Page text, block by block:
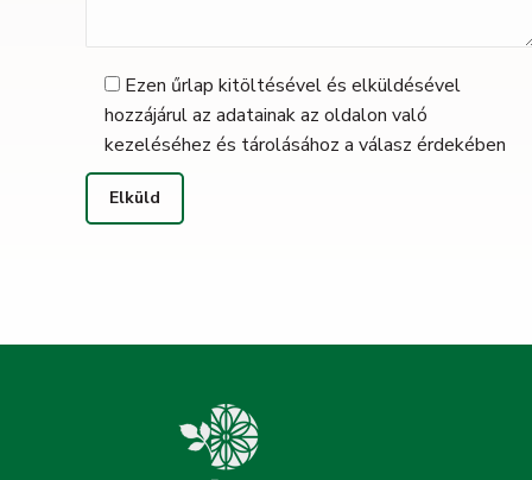
Ezen űrlap kitöltésével és elküldésével
hozzájárul az adatainak az oldalon való
kezeléséhez és tárolásához a válasz érdekében